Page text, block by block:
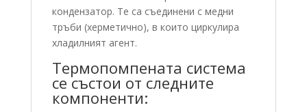
кондензатор. Те са съединени с медни
тръби (херметично), в които циркулира
хладилният агент.
Термопомпената система
се състои от следните
компоненти: